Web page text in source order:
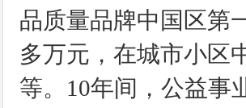
品质量品牌中国区第
多万元，在城市小区
等。10年间，公益事